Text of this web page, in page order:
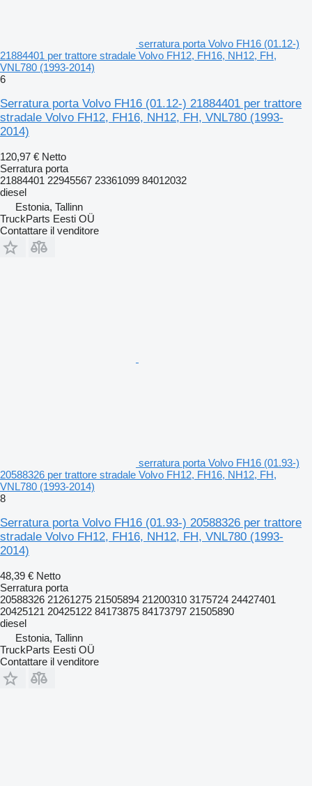
serratura porta Volvo FH16 (01.12-)
21884401 per trattore stradale Volvo FH12, FH16, NH12, FH,
VNL780 (1993-2014)
6
Serratura porta Volvo FH16 (01.12-) 21884401 per trattore
stradale Volvo FH12, FH16, NH12, FH, VNL780 (1993-
2014)
120,97 € Netto
Serratura porta
21884401 22945567 23361099 84012032
diesel
Estonia, Tallinn
TruckParts Eesti OÜ
Contattare il venditore
serratura porta Volvo FH16 (01.93-)
20588326 per trattore stradale Volvo FH12, FH16, NH12, FH,
VNL780 (1993-2014)
8
Serratura porta Volvo FH16 (01.93-) 20588326 per trattore
stradale Volvo FH12, FH16, NH12, FH, VNL780 (1993-
2014)
48,39 € Netto
Serratura porta
20588326 21261275 21505894 21200310 3175724 24427401
20425121 20425122 84173875 84173797 21505890
diesel
Estonia, Tallinn
TruckParts Eesti OÜ
Contattare il venditore